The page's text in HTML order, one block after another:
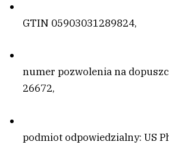
GTIN 05903031289824,
numer pozwolenia na
26672,
podmiot odpowiedzialny: US